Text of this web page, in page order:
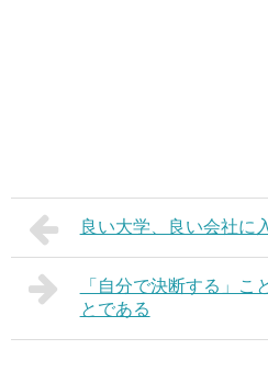
良い大学、良い会社に
「自分で決断する」こ
とである